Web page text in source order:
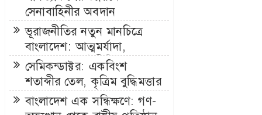
সেনাবাহিনীর অবদান
ভূরাজনীতির নতুন মানচিত্রে
বাংলাদেশ: আত্মমর্যাদা,
বাস্তববাদ ও কূটনীতির নতুন
অধ্যায়
সেমিকন্ডাক্টর: একবিংশ
শতাব্দীর তেল, কৃত্রিম বুদ্ধিমত্তার
হৃদস্পন্দন এবং নতুন সভ্যতার
ভিত্তি
বাংলাদেশ এক সন্ধিক্ষণে: গণ-